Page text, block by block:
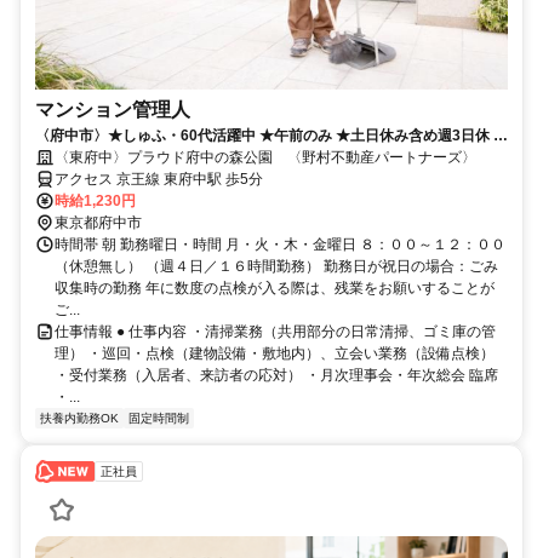
マンション管理人
〈府中市〉★しゅふ・60代活躍中 ★午前のみ ★土日休み含め週3日休 ★
単独勤務★扶養内
〈東府中〉プラウド府中の森公園 〈野村不動産パートナーズ〉
アクセス 京王線 東府中駅 歩5分
時給1,230円
東京都府中市
時間帯 朝 勤務曜日・時間 月・火・木・金曜日 ８：００～１２：００
（休憩無し） （週４日／１６時間勤務） 勤務日が祝日の場合：ごみ
収集時の勤務 年に数度の点検が入る際は、残業をお願いすることが
ご...
仕事情報 ● 仕事内容 ・清掃業務（共用部分の日常清掃、ゴミ庫の管
理） ・巡回・点検（建物設備・敷地内）、立会い業務（設備点検）
・受付業務（入居者、来訪者の応対） ・月次理事会・年次総会 臨席
・...
扶養内勤務OK 固定時間制
正社員